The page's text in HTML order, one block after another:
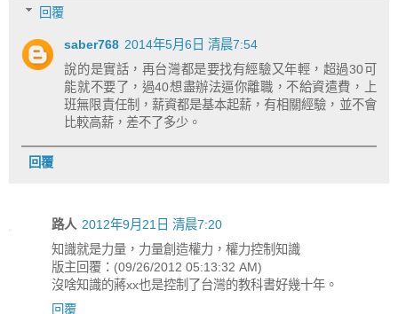
回覆
saber768 2014年5月6日 清晨7:54
說的是實話，再台灣都是要找有經驗又年輕，超過30可
能就不要了，過40想盡辦法逼你離職，不給資遣費，上
班無限責任制，薪資都是基本起薪，有相關經驗，並不會
比較高薪，差不了多少。
回覆
路人 2012年9月21日 清晨7:20
知識就是力量，力量創造權力，權力控制知識
版主回覆：(09/26/2012 05:13:32 AM)
沒啥知識的蔣xx也是控制了台灣的教科書好幾十年。
回覆